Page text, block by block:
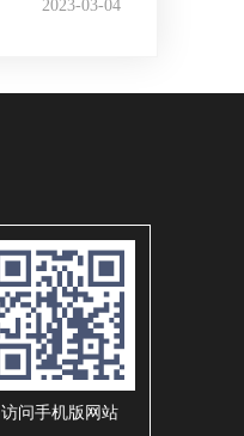
2023-03-04
访问手机版网站